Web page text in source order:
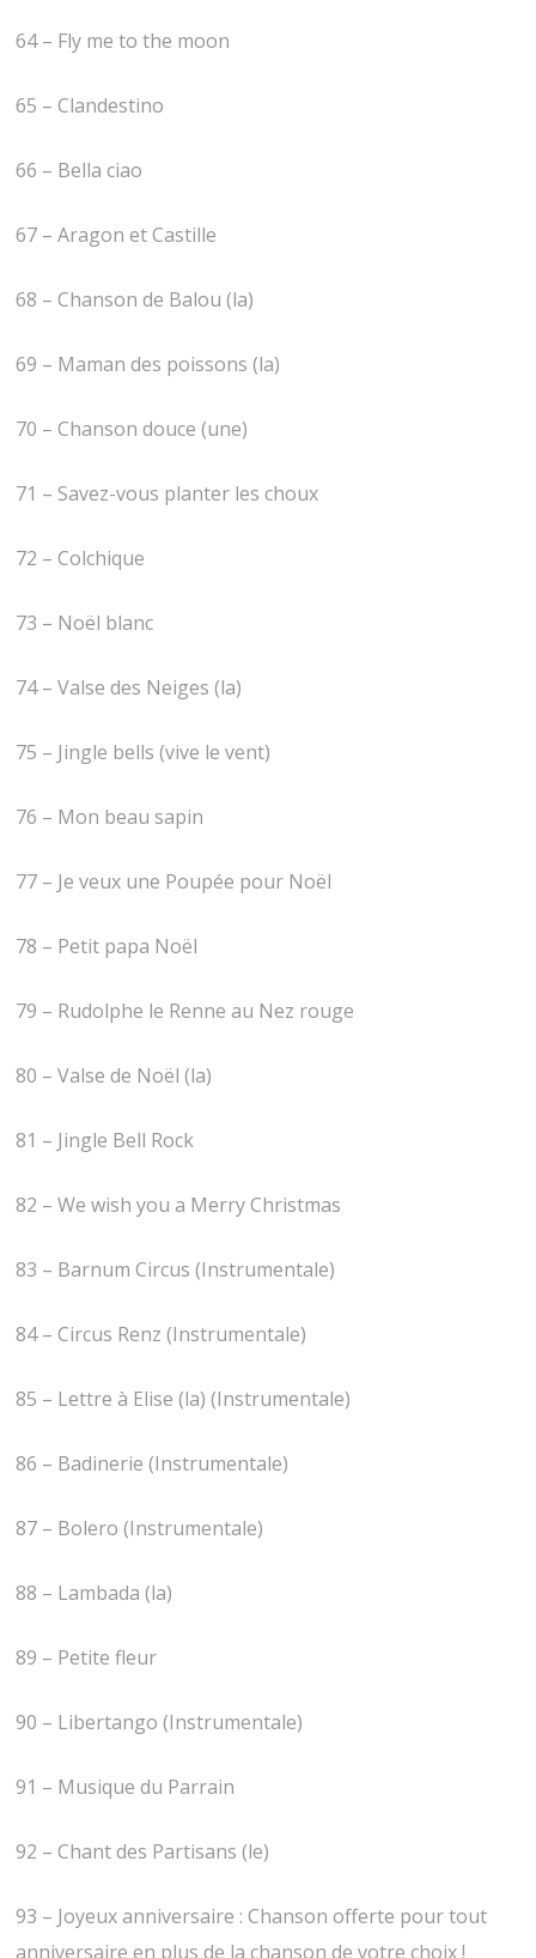
64 – Fly me to the moon
65 – Clandestino
66 – Bella ciao
67 – Aragon et Castille
68 – Chanson de Balou (la)
69 – Maman des poissons (la)
70 – Chanson douce (une)
71 – Savez-vous planter les choux
72 – Colchique
73 – Noël blanc
74 – Valse des Neiges (la)
75 – Jingle bells (vive le vent)
76 – Mon beau sapin
77 – Je veux une Poupée pour Noël
78 – Petit papa Noël
79 – Rudolphe le Renne au Nez rouge
80 – Valse de Noël (la)
81 – Jingle Bell Rock
82 – We wish you a Merry Christmas
83 – Barnum Circus (Instrumentale)
84 – Circus Renz (Instrumentale)
85 – Lettre à Elise (la) (Instrumentale)
86 – Badinerie (Instrumentale)
87 – Bolero (Instrumentale)
88 – Lambada (la)
89 – Petite fleur
90 – Libertango (Instrumentale)
91 – Musique du Parrain
92 – Chant des Partisans (le)
93 – Joyeux anniversaire : Chanson offerte pour tout
anniversaire en plus de la chanson de votre choix !